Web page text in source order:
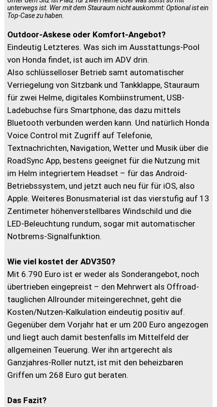
unterwegs ist. Wer mit dem Stauraum nicht auskommt: Optional ist ein
Top-Case zu haben.
Outdoor-Askese oder Komfort-Angebot?
Eindeutig Letzteres. Was sich im Ausstattungs-Pool
von Honda findet, ist auch im ADV drin.
Also schlüsselloser Betrieb samt automatischer
Verriegelung von Sitzbank und Tankklappe, Stauraum
für zwei Helme, digitales Kombiinstrument, USB-
Ladebuchse fürs Smartphone, das dazu mittels
Bluetooth verbunden werden kann. Und natürlich Honda
Voice Control mit Zugriff auf Telefonie,
Textnachrichten, Navigation, Wetter und Musik über die
RoadSync App, bestens geeignet für die Nutzung mit
im Helm integriertem Headset – für das Android-
Betriebssystem, und jetzt auch neu für für iOS, also
Apple. Weiteres Bonusmaterial ist das vierstufig auf 13
Zentimeter höhenverstellbares Windschild und die
LED-Beleuchtung rundum, sogar mit automatischer
Notbrems-Signalfunktion.
Wie viel kostet der ADV350?
Mit 6.790 Euro ist er weder als Sonderangebot, noch
übertrieben eingepreist – den Mehrwert als Offroad-
tauglichen Allrounder miteingerechnet, geht die
Kosten/Nutzen-Kalkulation eindeutig positiv auf.
Gegenüber dem Vorjahr hat er um 200 Euro angezogen
und liegt auch damit bestenfalls im Mittelfeld der
allgemeinen Teuerung. Wer ihn artgerecht als
Ganzjahres-Roller nutzt, ist mit den beheizbaren
Griffen um 268 Euro gut beraten.
Das Fazit?